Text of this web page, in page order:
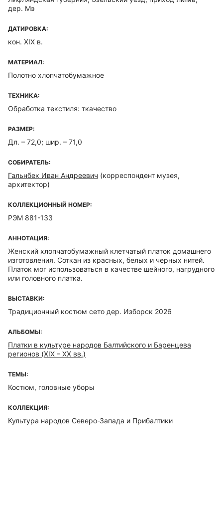
дер. Мэ
ДАТИРОВКА:
кон. XIX в.
МАТЕРИАЛ:
Полотно хлопчатобумажное
ТЕХНИКА:
Обработка текстиля: ткачество
РАЗМЕР:
Дл. – 72,0; шир. – 71,0
СОБИРАТЕЛЬ:
Гальнбек Иван Андреевич (корреспондент музея,
архитектор)
КОЛЛЕКЦИОННЫЙ НОМЕР:
РЭМ 881-133
АННОТАЦИЯ:
Женский хлопчатобумажный клетчатый платок домашнего
изготовления. Соткан из красных, белых и черных нитей.
Платок мог использоваться в качестве шейного, нагрудного
или головного платка.
ВЫСТАВКИ:
Традиционный костюм сето дер. Изборск 2026
АЛЬБОМЫ:
Платки в культуре народов Балтийского и Баренцева
регионов (XIX – XX вв.)
ТЕМЫ:
Костюм, головные уборы
КОЛЛЕКЦИЯ:
Культура народов Северо-Запада и Прибалтики